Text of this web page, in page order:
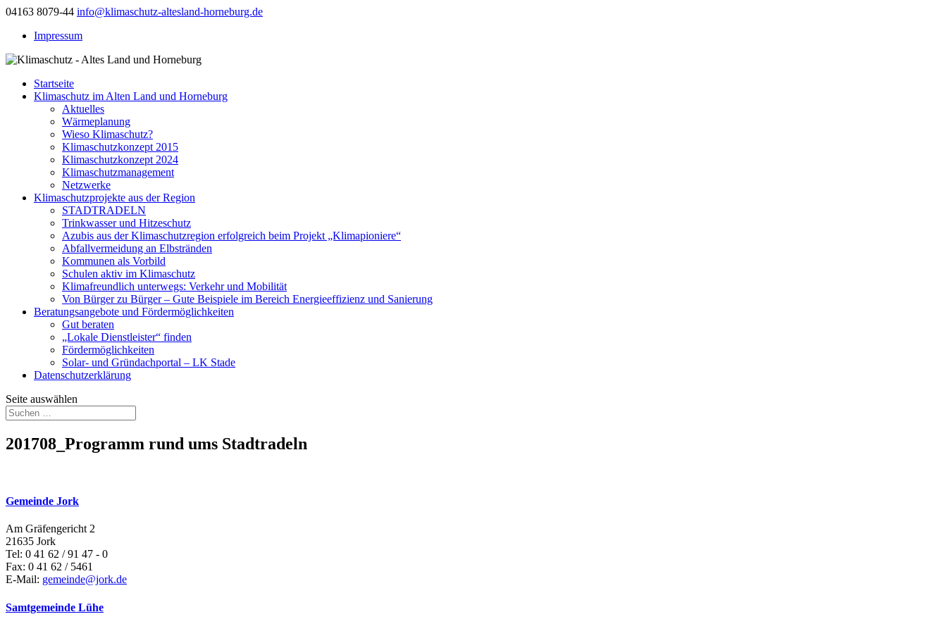
04163 8079-44 info@klimaschutz-altesland-horneburg.de
Impressum
Startseite
Klimaschutz im Alten Land und Horneburg
Aktuelles
Wärmeplanung
Wieso Klimaschutz?
Klimaschutzkonzept 2015
Klimaschutzkonzept 2024
Klimaschutzmanagement
Netzwerke
Klimaschutzprojekte aus der Region
STADTRADELN
Trinkwasser und Hitzeschutz
Azubis aus der Klimaschutzregion erfolgreich beim Projekt „Klimapioniere“
Abfallvermeidung an Elbstränden
Kommunen als Vorbild
Schulen aktiv im Klimaschutz
Klimafreundlich unterwegs: Verkehr und Mobilität
Von Bürger zu Bürger – Gute Beispiele im Bereich Energieeffizienz und Sanierung
Beratungsangebote und Fördermöglichkeiten
Gut beraten
„Lokale Dienstleister“ finden
Fördermöglichkeiten
Solar- und Gründachportal – LK Stade
Datenschutzerklärung
Seite auswählen
201708_Programm rund ums Stadtradeln
Gemeinde Jork
Am Gräfengericht 2
21635 Jork
Tel: 0 41 62 / 91 47 - 0
Fax: 0 41 62 / 5461
E-Mail: gemeinde@jork.de
Samtgemeinde Lühe